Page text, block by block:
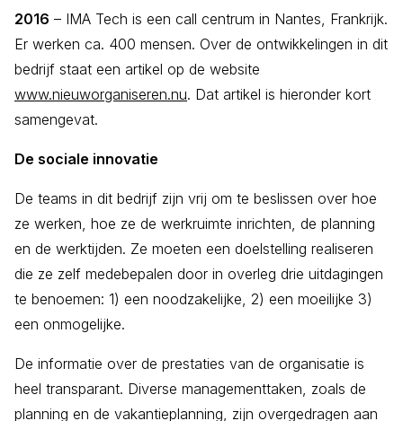
2016 – IMA Tech is een call centrum in Nantes, Frankrijk.
Er werken ca. 400 mensen. Over de ontwikkelingen in dit
bedrijf staat een artikel op de website
www.nieuworganiseren.nu. Dat artikel is hieronder kort
samengevat.
De sociale innovatie
De teams in dit bedrijf zijn vrij om te beslissen over hoe
ze werken, hoe ze de werkruimte inrichten, de planning
en de werktijden. Ze moeten een doelstelling realiseren
die ze zelf medebepalen door in overleg drie uitdagingen
te benoemen: 1) een noodzakelijke, 2) een moeilijke 3)
een onmogelijke.
De informatie over de prestaties van de organisatie is
heel transparant. Diverse managementtaken, zoals de
planning en de vakantieplanning, zijn overgedragen aan